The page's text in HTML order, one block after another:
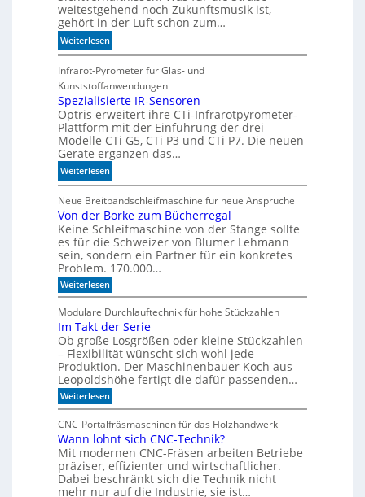
e
r
z
u
K
I
-
M
o
d
e
l
l
e
n
weitestgehend noch Zukunftsmusik ist,
gehört in der Luft schon zum…
Weiterlesen:
S
i
c
h
e
r
l
a
n
d
e
n
Infrarot-Pyrometer für Glas- und
Kunststoffanwendungen
Spezialisierte IR-Sensoren
Optris erweitert ihre CTi-Infrarotpyrometer-
Plattform mit der Einführung der drei
Modelle CTi G5, CTi P3 und CTi P7. Die neuen
Geräte ergänzen das…
Weiterlesen:
S
p
e
z
a
i
s
i
e
r
t
e
I
R
-
e
n
s
o
Neue Breitbandschleifmaschine für neue Ansprüche
Von der Borke zum Bücherregal
Keine Schleifmaschine von der Stange sollte
es für die Schweizer von Blumer Lehmann
sein, sondern ein Partner für ein konkretes
Problem. 170.000…
Weiterlesen:
V
o
n
d
e
r
B
o
r
k
e
z
u
m
B
ü
c
h
Modulare Durchlauftechnik für hohe Stückzahlen
Im Takt der Serie
Ob große Losgrößen oder kleine Stückzahlen
– Flexibilität wünscht sich wohl jede
Produktion. Der Maschinenbauer Koch aus
Leopoldshöhe fertigt die dafür passenden…
Weiterlesen:
I
T
a
k
t
d
e
CNC-Portalfräsmaschinen für das Holzhandwerk
Wann lohnt sich CNC-Technik?
Mit modernen CNC-Fräsen arbeiten Betriebe
präziser, effizienter und wirtschaftlicher.
Dabei beschränkt sich die Technik nicht
mehr nur auf die Industrie, sie ist…